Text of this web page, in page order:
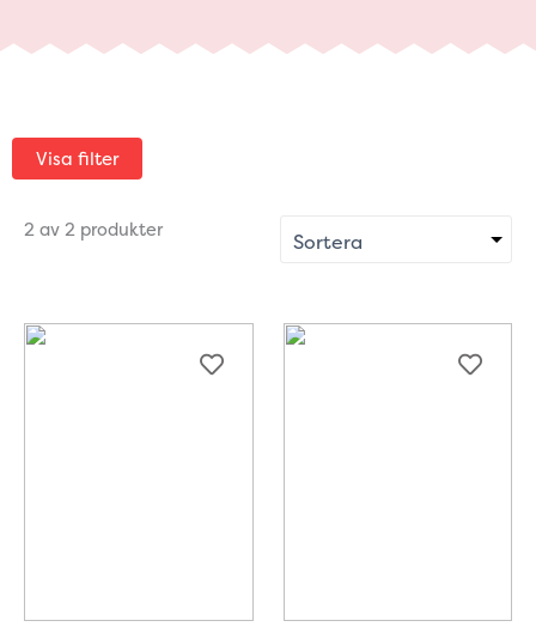
Visa filter
2 av 2 produkter